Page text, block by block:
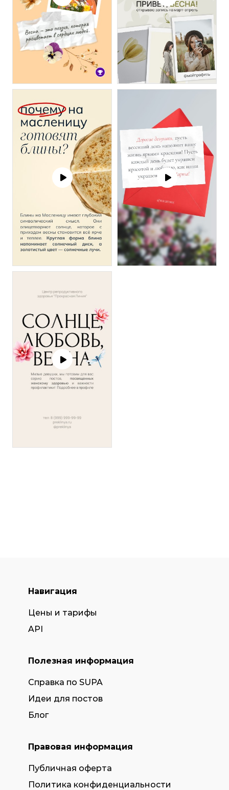
Навигация
Цены и тарифы
API
Полезная информация
Справка по SUPA
Идеи для постов
Блог
Правовая информация
Публичная оферта
Политика конфиденциальности